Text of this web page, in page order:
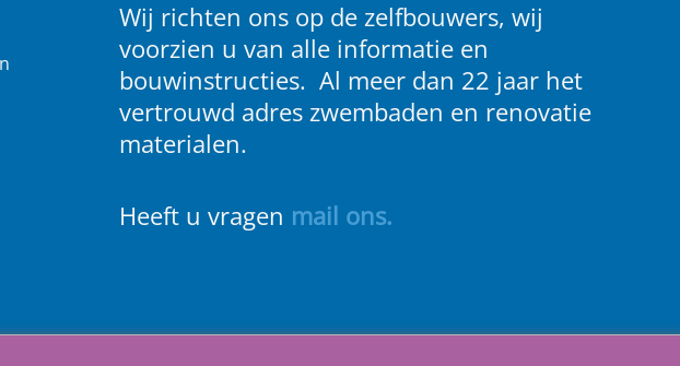
Wij richten ons op de zelfbouwers, wij
voorzien u van alle informatie en
bouwinstructies. Al meer dan 22 jaar het
vertrouwd adres zwembaden en renovatie
materialen.
Heeft u vragen mail ons.